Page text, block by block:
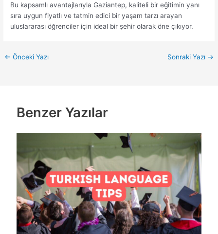
Bu kapsamlı avantajlarıyla Gaziantep, kaliteli bir eğitimin yanı
sıra uygun fiyatlı ve tatmin edici bir yaşam tarzı arayan
uluslararası öğrenciler için ideal bir şehir olarak öne çıkıyor.
← Önceki Yazı Sonraki Yazı →
Benzer Yazılar